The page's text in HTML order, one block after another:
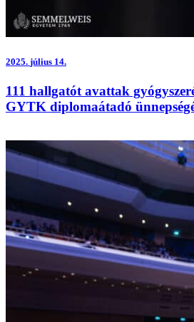
2025. július 14.
111 hallgatót avattak
GYTK diplomaátadó